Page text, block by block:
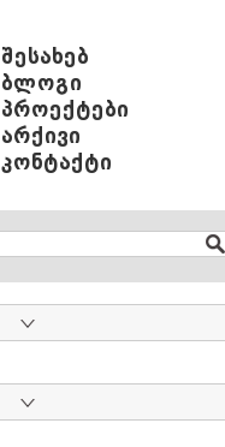
შესახებ
ბლოგი
პროექტები
არქივი
კონტაქტი